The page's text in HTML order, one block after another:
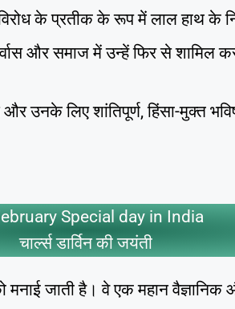
के प्रतीक के रूप में लाल हाथ के
और समाज में उन्हें फिर से शामिल
उनके लिए शांतिपूर्ण, हिंसा-मुक्त
Special day in India
चार्ल्स डार्विन की जयंती
मनाई जाती है। वे एक महान वैज्ञानिक